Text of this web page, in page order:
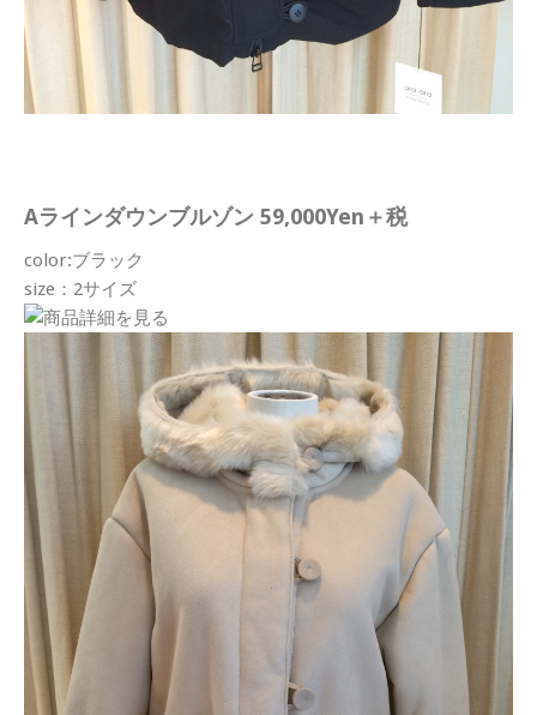
Aラインダウンブルゾン 59,000Yen＋税
color:ブラック
size：2サイズ